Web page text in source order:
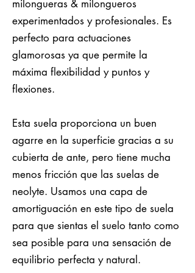
milongueras & milongueros
experimentados y profesionales. Es
perfecto para actuaciones
glamorosas ya que permite la
máxima flexibilidad y puntos y
flexiones.
Esta suela proporciona un buen
agarre en la superficie gracias a su
cubierta de ante, pero tiene mucha
menos fricción que las suelas de
neolyte. Usamos una capa de
amortiguación en este tipo de suela
para que sientas el suelo tanto como
sea posible para una sensación de
equilibrio perfecta y natural.